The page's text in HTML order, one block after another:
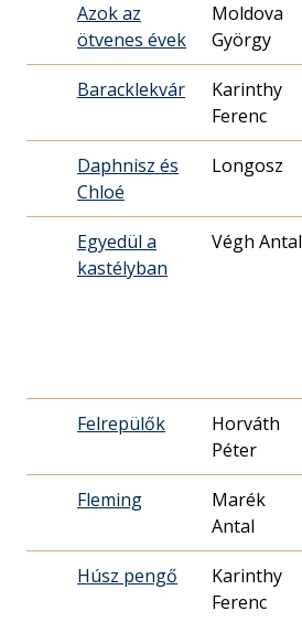
Azok az
ötvenes évek
Moldova
György
Baracklekvár
Karinthy
Ferenc
Daphnisz és
Chloé
Longosz
Egyedül a
kastélyban
Végh Antal
Felrepülők
Horváth
Péter
Fleming
Marék
Antal
Húsz pengő
Karinthy
Ferenc